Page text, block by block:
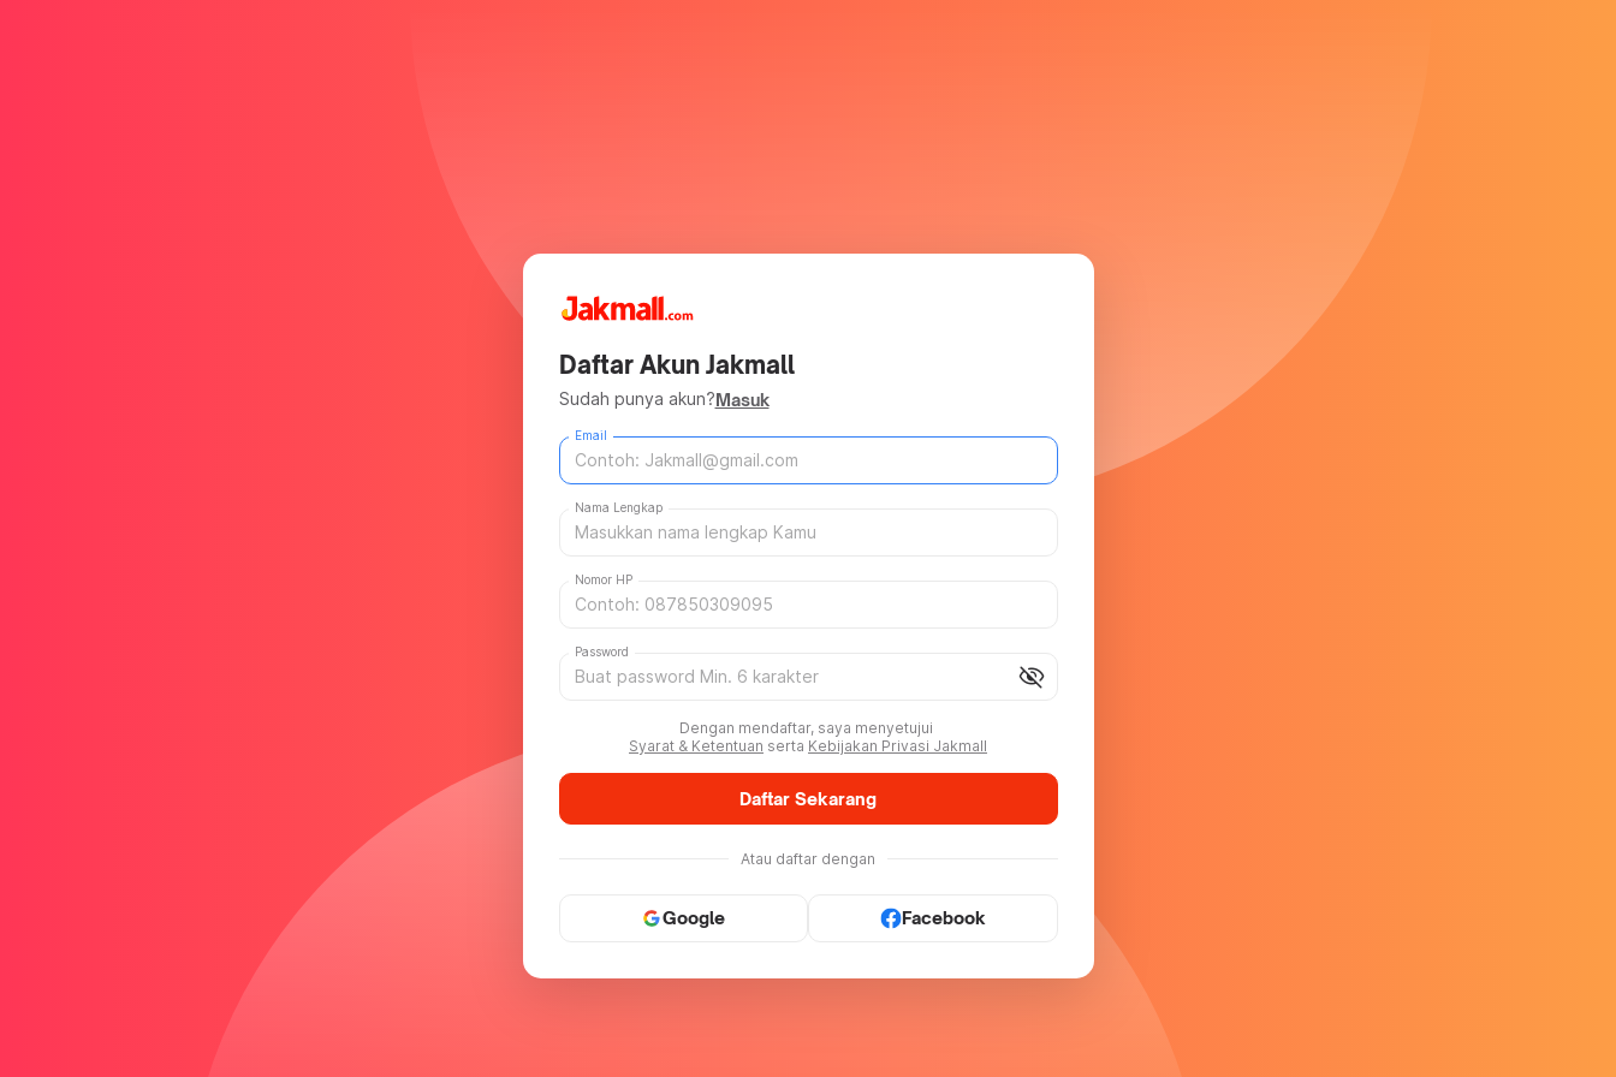
Daftar Akun Jakmall
Sudah punya akun?Masuk
Email
Nama Lengkap
Nomor HP
visibility_off
Password
Dengan mendaftar, saya menyetujui
Syarat & Ketentuan serta Kebijakan Privasi Jakmall
Daftar Sekarang
Atau daftar dengan
Google Facebook